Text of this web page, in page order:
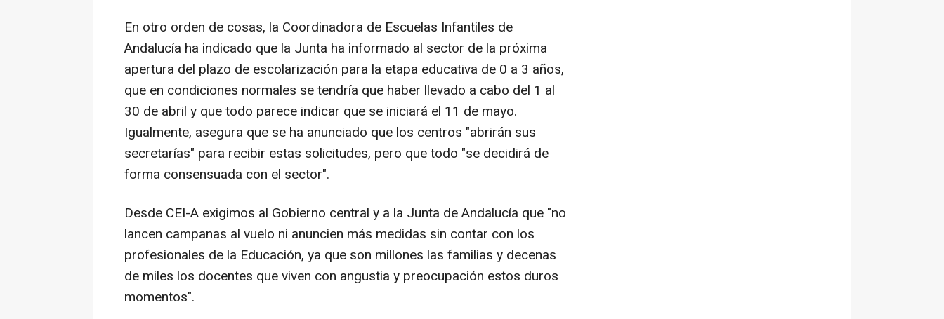
En otro orden de cosas, la Coordinadora de Escuelas Infantiles de
Andalucía ha indicado que la Junta ha informado al sector de la próxima
apertura del plazo de escolarización para la etapa educativa de 0 a 3 años,
que en condiciones normales se tendría que haber llevado a cabo del 1 al
30 de abril y que todo parece indicar que se iniciará el 11 de mayo.
Igualmente, asegura que se ha anunciado que los centros "abrirán sus
secretarías" para recibir estas solicitudes, pero que todo "se decidirá de
forma consensuada con el sector".
Desde CEI-A exigimos al Gobierno central y a la Junta de Andalucía que "no
lancen campanas al vuelo ni anuncien más medidas sin contar con los
profesionales de la Educación, ya que son millones las familias y decenas
de miles los docentes que viven con angustia y preocupación estos duros
momentos".